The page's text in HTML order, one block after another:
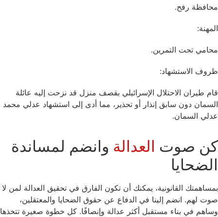
محافظة رفح.
المهنة:
محامي تحت التمرين.
ظروف الاستشهاد:
قام طيران الاحتلال الإسرائيلي بقصف منزل قد نزحت إليه عائلة
السمان دون سابق إنذار أو تحذير، مما أدى إلى استشهاد عدلي محمد
عدلي السمان.
كن صوت العدالة وانضم لمساندة
الضحايا
بمساهمتك القانونية، يمكنك أن تكون الفارق في تحقيق العدالة لمن لا
صوت لهم. انضم إلينا في الدفاع عن حقوق الضحايا والمعتقلين،
وساهم في بناء مستقبل أكثر عدالة وإنصافًا. كل خطوة صغيرة تتخذها